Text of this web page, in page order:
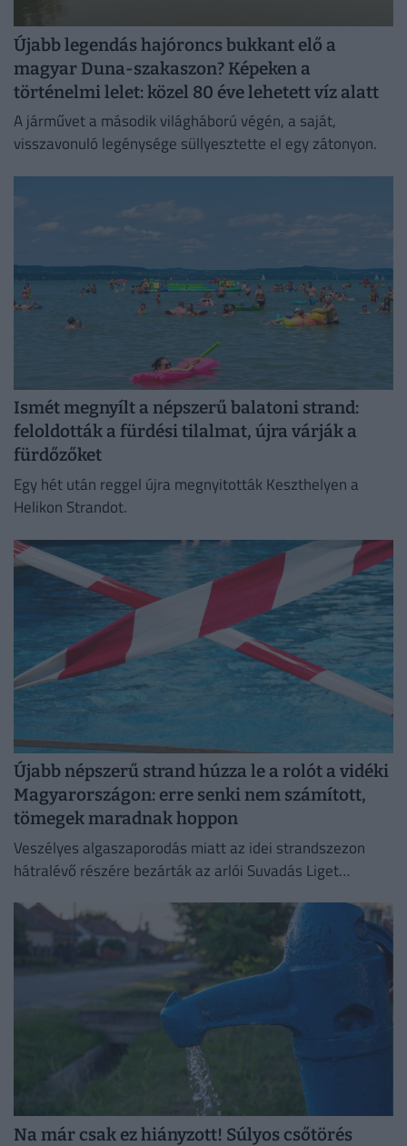
Újabb legendás hajóroncs bukkant elő a
magyar Duna-szakaszon? Képeken a
történelmi lelet: közel 80 éve lehetett víz alatt
A járművet a második világháború végén, a saját,
visszavonuló legénysége süllyesztette el egy zátonyon.
Ismét megnyílt a népszerű balatoni strand:
feloldották a fürdési tilalmat, újra várják a
fürdőzőket
Egy hét után reggel újra megnyitották Keszthelyen a
Helikon Strandot.
Újabb népszerű strand húzza le a rolót a vidéki
Magyarországon: erre senki nem számított,
tömegek maradnak hoppon
Veszélyes algaszaporodás miatt az idei strandszezon
hátralévő részére bezárták az arlói Suvadás Liget
Na már csak ez hiányzott! Súlyos csőtörés